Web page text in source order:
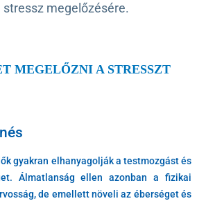
stressz megelőzésére.
MEGELŐZNI A STRESSZT
gyakran elhanyagolják a testmozgást és
Álmatlanság ellen azonban a fizikai
de emellett növeli az éberséget és